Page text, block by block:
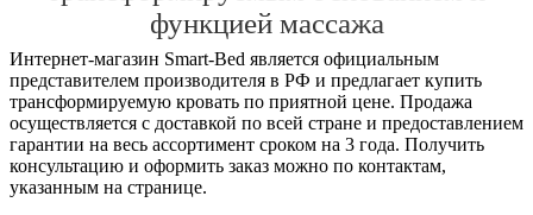
функцией массажа
Интернет-магазин Smart-Bed является официальным
представителем производителя в РФ и предлагает купить
трансформируемую кровать по приятной цене. Продажа
осуществляется с доставкой по всей стране и предоставлением
гарантии на весь ассортимент сроком на 3 года. Получить
консультацию и оформить заказ можно по контактам,
указанным на странице.